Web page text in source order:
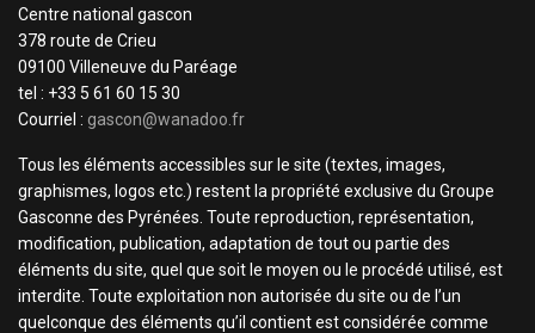
Centre national gascon
378 route de Crieu
09100 Villeneuve du Paréage
tel : +33 5 61 60 15 30
Courriel : gascon@wanadoo.fr
Tous les éléments accessibles sur le site (textes, images,
graphismes, logos etc.) restent la propriété exclusive du Groupe
Gasconne des Pyrénées. Toute reproduction, représentation,
modification, publication, adaptation de tout ou partie des
éléments du site, quel que soit le moyen ou le procédé utilisé, est
interdite. Toute exploitation non autorisée du site ou de l’un
quelconque des éléments qu’il contient est considérée comme